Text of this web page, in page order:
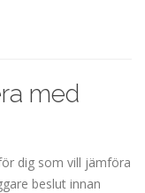
med
dig som vill jämföra
beslut innan